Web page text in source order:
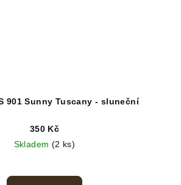
BLS 901 Sunny Tuscany - sluneční
350 Kč
Skladem (2 ks)